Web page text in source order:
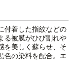
付着した指紋などの
る被膜がひび割れや
を美しく蘇らせ、そ
色の染料を配合。エ